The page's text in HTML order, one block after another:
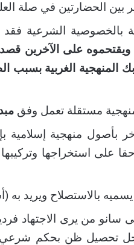
بين الحضارتين في صلة
بالخصوصية الشرعية
ويقتحموه على الآخرين
المنهجية الغربية بسبب
مستقلة تعمل وفق
بأصول منهجية إسلامية
على استخراجها
بالاستصلاح ويريد به
من يرى الاجتهاد
تحصيل ظن بحكم شرعي